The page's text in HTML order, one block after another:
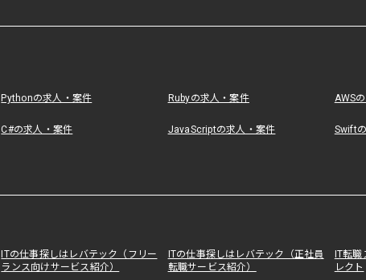
Pythonの求人・案件 Rubyの求人・案件 AWS
C#の求人・案件 JavaScriptの求人・案件 Swift
ITの仕事探しはレバテック（フリー
ランス向けサービス紹介）
ITの仕事探しはレバテック（正社員
転職サービス紹介）
IT転
レクト